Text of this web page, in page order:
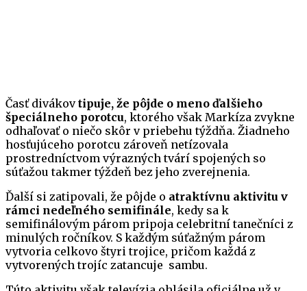
Časť divákovtipuje, že pôjde o meno ďalšieho
špeciálneho porotcu, ktorého však Markíza zvykne
odhaľovať o niečo skôr v priebehu týždňa. Žiadneho
hosťujúceho porotcu zároveň netízovala
prostredníctvom výrazných tvárí spojených so
súťažou takmer týždeň bez jeho zverejnenia.
Ďalší si zatipovali, že pôjde o atraktívnu aktivitu v
rámci nedeľného semifinále, kedy sa k
semifinálovým párom pripoja celebritní tanečníci z
minulých ročníkov. S každým súťažným párom
vytvoria celkovo štyri trojice, pričom každá z
vytvorených trojíc zatancuje sambu.